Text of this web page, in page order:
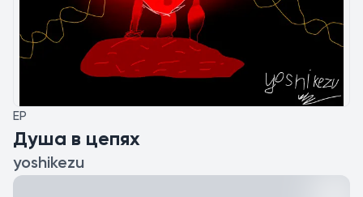
EP
Душа в цепях
yoshikezu